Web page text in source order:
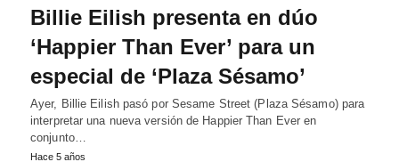
Billie Eilish presenta en dúo
‘Happier Than Ever’ para un
especial de ‘Plaza Sésamo’
Ayer, Billie Eilish pasó por Sesame Street (Plaza Sésamo) para
interpretar una nueva versión de Happier Than Ever en
conjunto…
Hace 5 años